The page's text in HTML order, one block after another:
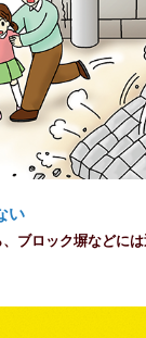
い
ブロック塀などには